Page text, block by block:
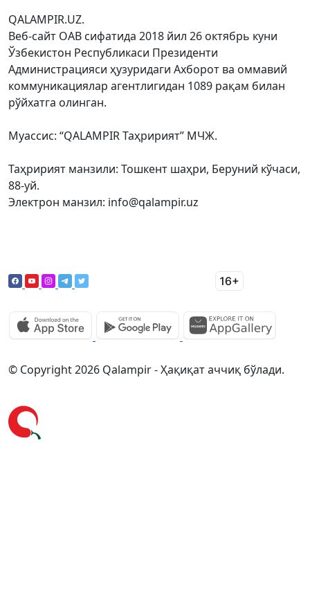
QALAMPIR.UZ.
Веб-сайт ОАВ сифатида 2018 йил 26 октябрь куни
Ўзбекистон Республикаси Президенти
Администрацияси ҳузуридаги Ахборот ва оммавий
коммуникациялар агентлигидан 1089 рақам билан
рўйхатга олинган.
Муассис: “QALAMPIR Таҳририят” МЧЖ.
Таҳририят манзили: Тошкент шаҳри, Беруний кўчаси,
88-уй.
Электрон манзил: info@qalampir.uz
© Copyright 2026 Qalampir - Ҳақиқат аччиқ бўлади.